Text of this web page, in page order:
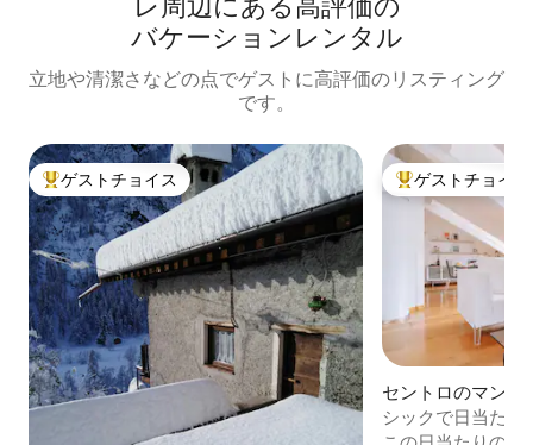
バ⁠ケ⁠ー⁠シ⁠ョ⁠ン⁠レ⁠ン⁠タ⁠ル
立地や清潔さなどの点でゲストに高評価のリスティング
です。
大好評のゲストチョイスです。
ゲストチョイス 大好評のゲスト
ゲストチョイス
セントロのマンシ
ート
シックで日当たり
るものに近い〜エ